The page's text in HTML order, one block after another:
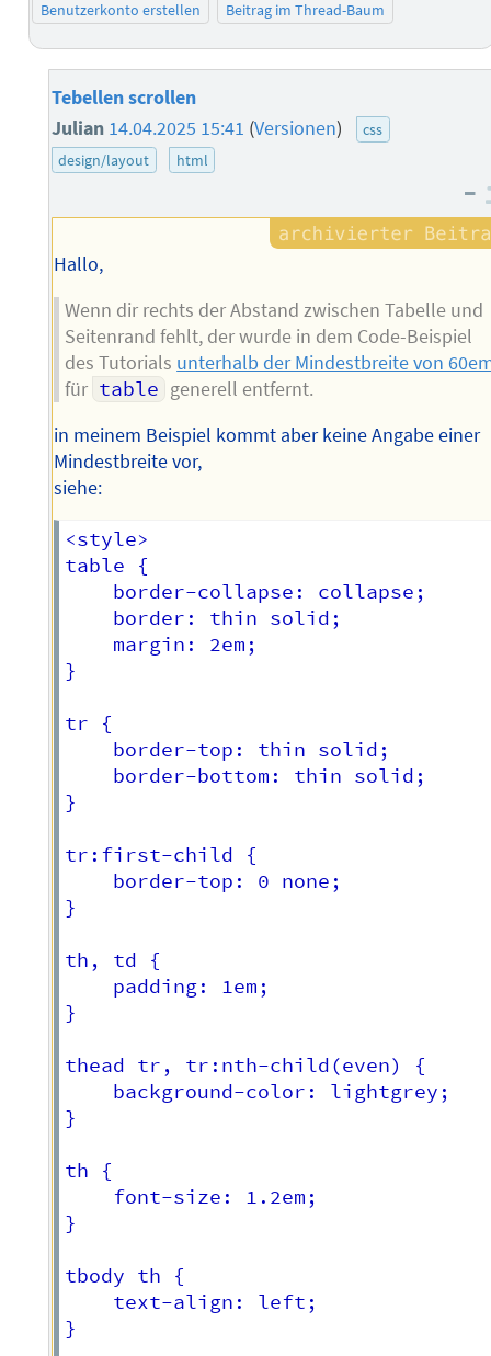
Benutzerkonto erstellen Beitrag im Thread-Baum
Tebellen scrollen
Julian 14.04.2025 15:41 (Versionen)
css
design/layout
html
–
Hallo,
Wenn dir rechts der Abstand zwischen Tabelle und
Seitenrand fehlt, der wurde in dem Code-Beispiel
des Tutorials unterhalb der Mindestbreite von
für table generell entfernt.
in meinem Beispiel kommt aber keine Angabe einer
Mindestbreite vor,
siehe:
<style>
table {
}
tr {
}
tr:first-child {
}
th, td {
}
thead tr, tr:nth-child(even) {
}
th {
}
tbody th {
}